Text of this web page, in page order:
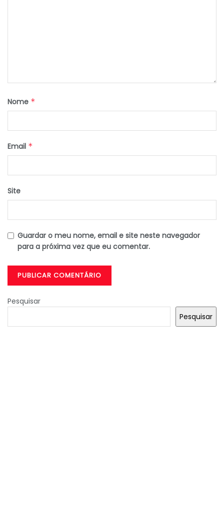
Nome *
Email *
Site
Guardar o meu nome, email e site neste navegador
para a próxima vez que eu comentar.
Pesquisar
Pesquisar